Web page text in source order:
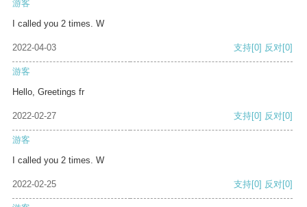
游客
I called you 2 times. W
2022-04-03 支持[0] 反对[0]
游客
Hello, Greetings fr
2022-02-27 支持[0] 反对[0]
游客
I called you 2 times. W
2022-02-25 支持[0] 反对[0]